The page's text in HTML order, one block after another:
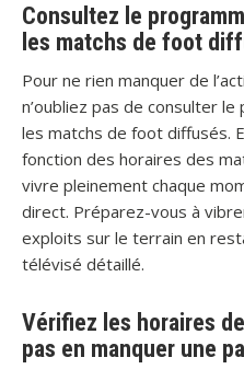
Consultez le
les matchs de foot
Pour ne rien manquer de
n’oubliez pas de consulter
les matchs de foot diffusés.
fonction des horaires des
vivre pleinement chaque
direct. Préparez-vous à
exploits sur le terrain en
télévisé détaillé.
Vérifiez les horaires
pas en manquer une